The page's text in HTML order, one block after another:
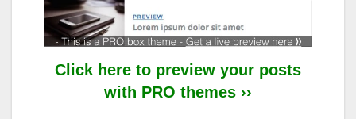
Click here to preview your posts
with PRO themes ››